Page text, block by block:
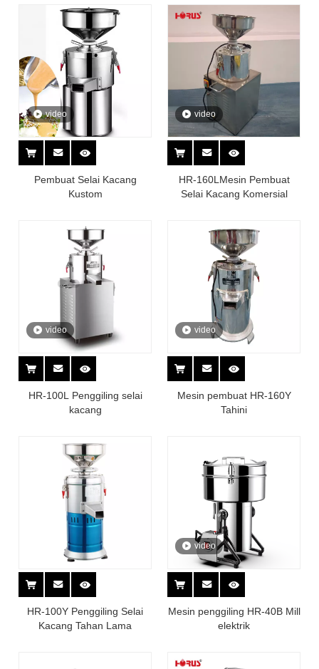
video
Pembuat Selai Kacang
Kustom
video
HR-160LMesin Pembuat
Selai Kacang Komersial
video
HR-100L Penggiling selai
kacang
video
Mesin pembuat HR-160Y
Tahini
HR-100Y Penggiling Selai
Kacang Tahan Lama
video
Mesin penggiling HR-40B Mill
elektrik